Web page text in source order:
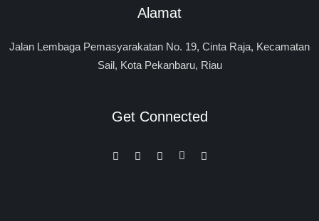
Alamat
Jalan Lembaga Pemasyarakatan No. 19, Cinta Raja, Kecamatan
Sail, Kota Pekanbaru, Riau
Get Connected